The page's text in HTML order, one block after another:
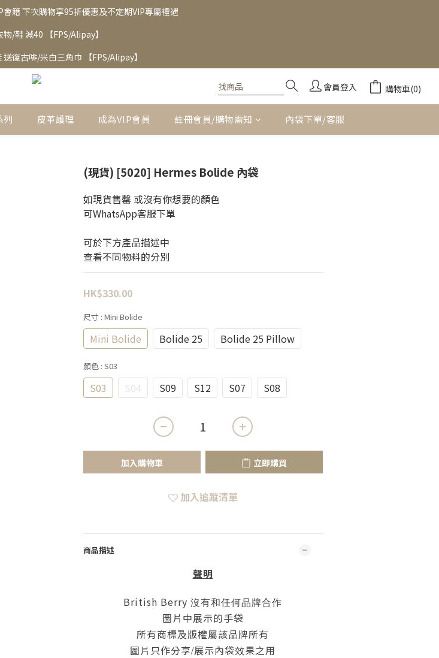
籍 下次購物享95折優惠及不定期VIP專屬禮遇
/鞋 減40 【FPS/Alipay】
復古啡/米白三角巾 【FPS/Alipay】
會員登入 購物車(0)
列 皮革護理 成為VIP會員 註冊會員/購物需知 內袋下單/客服
(現貨) [5020] Hermes Bolide 內袋
如現貨售罄 或沒有你想要的顏色
可WhatsApp客服下單
可於下方產品描述中
查看不同物料的分別
HK$330.00
尺寸 : Mini Bolide
Mini Bolide Bolide 25 Bolide 25 Pillow
顏色 : S03
S03 S04 S09 S12 S07 S08
加入購物車 立即購買
加入追蹤清單
商品描述
聲明
British Berry 沒有和任何品牌合作
圖片中展示的手袋
所有商標及版權屬該品牌所有
圖片只作分享/展示內袋效果之用